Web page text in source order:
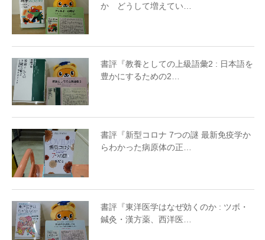
か どうして増えてい…
書評『教養としての上級語彙2 : 日本語を
豊かにするための2…
書評『新型コロナ 7つの謎 最新免疫学か
らわかった病原体の正…
書評『東洋医学はなぜ効くのか : ツボ・
鍼灸・漢方薬、西洋医…